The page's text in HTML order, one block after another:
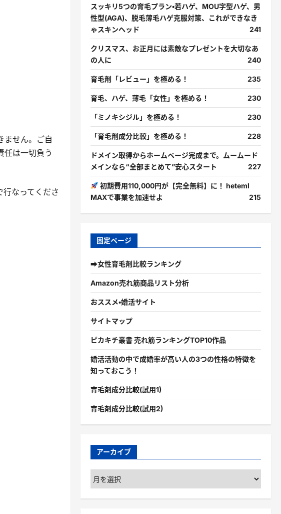
ません。ご自
任は一切負う
なってくださ
スッキリ5つの育毛プラン・若ハゲ、MOU字型ハゲ、男
性型(AGA)、脱毛薄毛ハゲ克服対策、これができなき
ゃスキンヘッド
241
クリスマス、お正月には素敵なプレゼントを大切なあ
の人に
240
育毛剤「レビュー」を極める！ 235
育毛、ハゲ、薄毛「女性」を極める！ 230
「ミノキシジル」を極める！ 230
「育毛剤成分比較」を極める！ 228
ドメイン取得からホームページ完成まで。ムームード
メインなら“全部まとめて”安心スタート
227
初期費用110,000円が【完全無料】に！ heteml
MAXで事業を加速せよ
215
固定ページ
➡女性育毛剤比較ランキング
Amazon売れ筋商品リスト分析
おススメ・婚活サイト
サイトマップ
ピカキチ叢書 売れ筋ランキングTOP10作品
婚活活動の中で成婚率が高い人の3つの性格の特徴を
知っておこう！
育毛剤成分比較(試用1)
育毛剤成分比較(試用2)
アーカイブ
ア
ー
カ